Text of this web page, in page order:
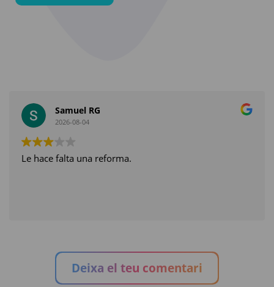
Samuel RG
2026-08-04
Le hace falta una reforma.
Deixa el teu comentari